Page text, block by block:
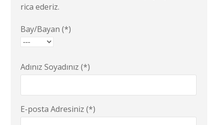
rica ederiz.
Bay/Bayan (*)
Adınız Soyadınız (*)
E-posta Adresiniz (*)